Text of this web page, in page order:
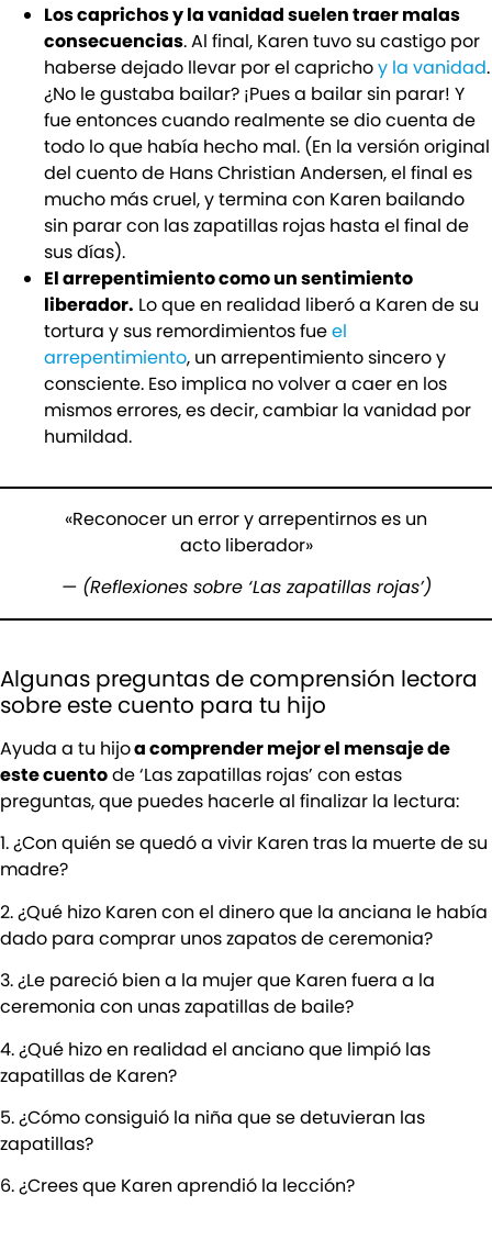
Los caprichos y la vanidad suelen traer malas
consecuencias. Al final, Karen tuvo su castigo por
haberse dejado llevar por el caprichoy la vanidad.
¿No le gustaba bailar? ¡Pues a bailar sin parar! Y
fue entonces cuando realmente se dio cuenta de
todo lo que había hecho mal. (En la versión original
del cuento de Hans Christian Andersen, el final es
mucho más cruel, y termina con Karen bailando
sin parar con las zapatillas rojas hasta el final de
sus días).
El arrepentimiento como un sentimiento
liberador. Lo que en realidad liberó a Karen de su
tortura y sus remordimientos fueel
arrepentimiento, un arrepentimiento sincero y
consciente. Eso implica no volver a caer en los
mismos errores, es decir, cambiar la vanidad por
humildad.
«Reconocer un error y arrepentirnos es un
acto liberador»
— (Reflexiones sobre ‘Las zapatillas rojas’)
Algunas preguntas de comprensión lectora
sobre este cuento para tu hijo
Ayuda a tu hijoa comprender mejor el mensaje de
este cuentode ‘Las zapatillas rojas’ con estas
preguntas, que puedes hacerle al finalizar la lectura:
1. ¿Con quién se quedó a vivir Karen tras la muerte de su
madre?
2. ¿Qué hizo Karen con el dinero que la anciana le había
dado para comprar unos zapatos de ceremonia?
3. ¿Le pareció bien a la mujer que Karen fuera a la
ceremonia con unas zapatillas de baile?
4. ¿Qué hizo en realidad el anciano que limpió las
zapatillas de Karen?
5. ¿Cómo consiguió la niña que se detuvieran las
zapatillas?
6. ¿Crees que Karen aprendió la lección?